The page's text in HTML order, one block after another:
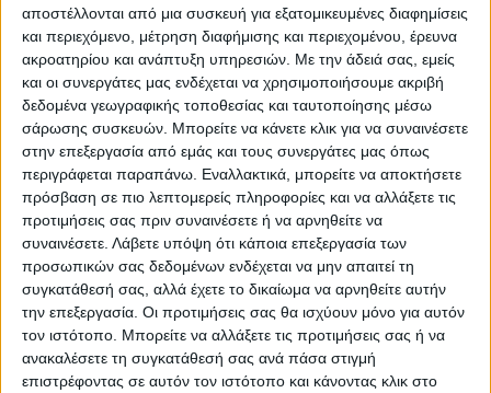
αποστέλλονται από μια συσκευή για εξατομικευμένες διαφημίσεις
και περιεχόμενο, μέτρηση διαφήμισης και περιεχομένου, έρευνα
ακροατηρίου και ανάπτυξη υπηρεσιών. Με την άδειά σας, εμείς
και οι συνεργάτες μας ενδέχεται να χρησιμοποιήσουμε ακριβή
δεδομένα γεωγραφικής τοποθεσίας και ταυτοποίησης μέσω
σάρωσης συσκευών. Μπορείτε να κάνετε κλικ για να συναινέσετε
στην επεξεργασία από εμάς και τους συνεργάτες μας όπως
περιγράφεται παραπάνω. Εναλλακτικά, μπορείτε να αποκτήσετε
πρόσβαση σε πιο λεπτομερείς πληροφορίες και να αλλάξετε τις
προτιμήσεις σας πριν συναινέσετε ή να αρνηθείτε να
συναινέσετε. Λάβετε υπόψη ότι κάποια επεξεργασία των
προσωπικών σας δεδομένων ενδέχεται να μην απαιτεί τη
συγκατάθεσή σας, αλλά έχετε το δικαίωμα να αρνηθείτε αυτήν
την επεξεργασία. Οι προτιμήσεις σας θα ισχύουν μόνο για αυτόν
τον ιστότοπο. Μπορείτε να αλλάξετε τις προτιμήσεις σας ή να
ανακαλέσετε τη συγκατάθεσή σας ανά πάσα στιγμή
επιστρέφοντας σε αυτόν τον ιστότοπο και κάνοντας κλικ στο
21,6% του δείκτη τιμών των αναλώσιμων μέσων και
κυρίως στην ενέργεια και τα λιπαντικά.
Συγκεκριμένα, η εξέλιξη των Δεικτών Τιμών Εισροών
και Εκροών με έτος βάσης 2015=100,0 για τον μήνα
Ιανουάριο 2022, σύμφωνα με προσωρινά στοιχεία,
έχει ως εξής:
Ο Γενικός Δείκτης Τιμών Εκροών στη Γεωργία –
Κτηνοτροφία (χωρίς επιδοτήσεις) του μηνός
Ιανουαρίου 2022, σε σύγκριση με τον αντίστοιχο
δείκτη του Ιανουαρίου 2021, παρουσίασε αύξηση
18,3%. Ο αντίστοιχος δείκτης του Ιανουαρίου 2021, σε
σύγκριση με τον Ιανουάριο 2020, είχε παρουσιάσει
μείωση 2,3%.